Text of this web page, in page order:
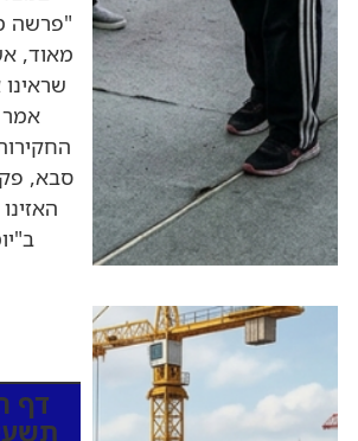
"פרשה
מאוד,
סבא,
דף